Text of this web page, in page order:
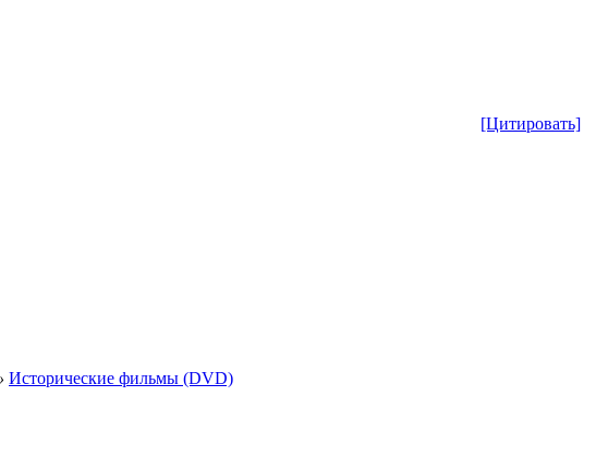
[Цитировать]
Исторические фильмы (DVD)